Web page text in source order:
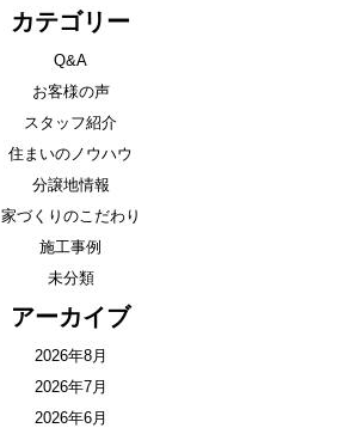
カテゴリー
Q&A
お客様の声
スタッフ紹介
住まいのノウハウ
分譲地情報
家づくりのこだわり
施工事例
未分類
アーカイブ
2026年8月
2026年7月
2026年6月